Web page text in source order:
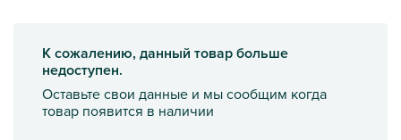
К сожалению, данный товар больше
недоступен.
Оставьте свои данные и мы сообщим когда
товар появится в наличии